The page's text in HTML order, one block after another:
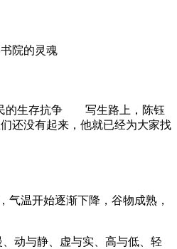
院的灵魂
存抗争 写生路上，陈钰
还没有起来，他就已经为大家找
温开始逐渐下降，谷物成熟，
动与静、虚与实、高与低、轻